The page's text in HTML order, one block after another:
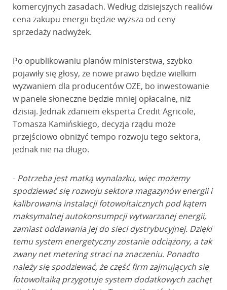
komercyjnych zasadach. Według dzisiejszych realiów
cena zakupu energii będzie wyższa od ceny
sprzedaży nadwyżek.
Po opublikowaniu planów ministerstwa, szybko
pojawiły się głosy, że nowe prawo będzie wielkim
wyzwaniem dla producentów OZE, bo inwestowanie
w panele słoneczne będzie mniej opłacalne, niż
dzisiaj. Jednak zdaniem eksperta Credit Agricole,
Tomasza Kamińskiego, decyzja rządu może
przejściowo obniżyć tempo rozwoju tego sektora,
jednak nie na długo.
- Potrzeba jest matką wynalazku, więc możemy
spodziewać się rozwoju sektora magazynów energii i
kalibrowania instalacji fotowoltaicznych pod kątem
maksymalnej autokonsumpcji wytwarzanej energii,
zamiast oddawania jej do sieci dystrybucyjnej. Dzięki
temu system energetyczny zostanie odciążony, a tak
zwany net metering straci na znaczeniu. Ponadto
należy się spodziewać, że część firm zajmujących się
fotowoltaiką przygotuje system dodatkowych zachęt